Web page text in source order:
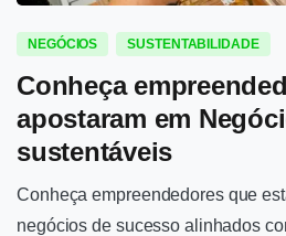
NEGÓCIOS SUSTENTABILIDADE
Conheça
apostaram em
sustentáveis
Conheça empreendedores que
negócios de sucesso alinhados